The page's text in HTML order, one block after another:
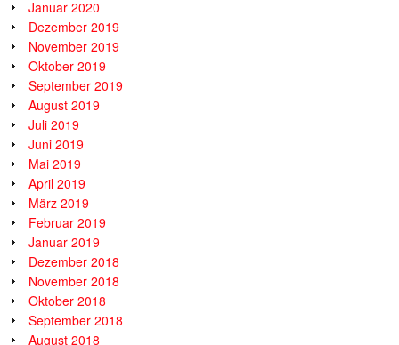
Januar 2020
Dezember 2019
November 2019
Oktober 2019
September 2019
August 2019
Juli 2019
Juni 2019
Mai 2019
April 2019
März 2019
Februar 2019
Januar 2019
Dezember 2018
November 2018
Oktober 2018
September 2018
August 2018